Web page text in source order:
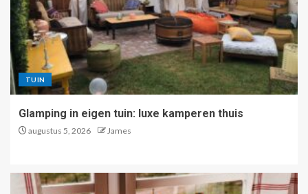
TUIN
Glamping in eigen tuin: luxe kamperen thuis
augustus 5, 2026 James